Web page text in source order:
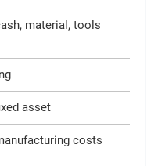
material, tools
asset
costs